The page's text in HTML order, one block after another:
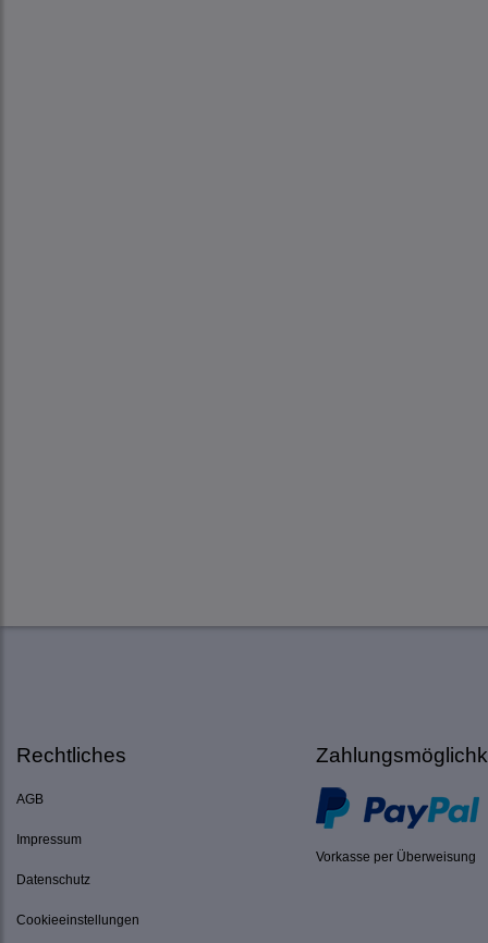
Rechtliches
AGB
Impressum
Datenschutz
Cookieeinstellungen
Vorkasse per Überweisung